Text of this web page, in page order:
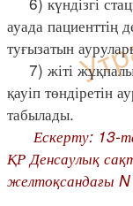
ауада пациенттің
туғызатын
7) жіті жұқпалы
қауіп төндіретін
табылады.
Ескерту: 13-
ҚР Денсаулық
желтоқсандағы